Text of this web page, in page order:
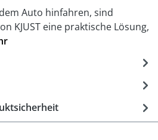
Auto hinfahren, sind
KJUST eine praktische Lösung,